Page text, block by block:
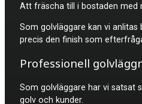
Att fräscha till i bostaden med
Som golvläggare kan vi
precis den finish som
Professionell
Som golvläggare har vi satsat
golv och kunder.